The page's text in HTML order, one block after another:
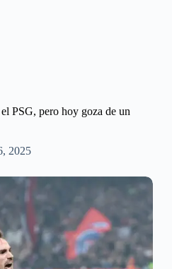
PSG, pero hoy goza de un
2025